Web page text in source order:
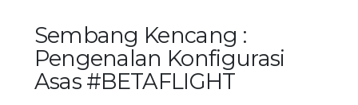
Sembang Kencang :
Pengenalan Konfigurasi
Asas #BETAFLIGHT